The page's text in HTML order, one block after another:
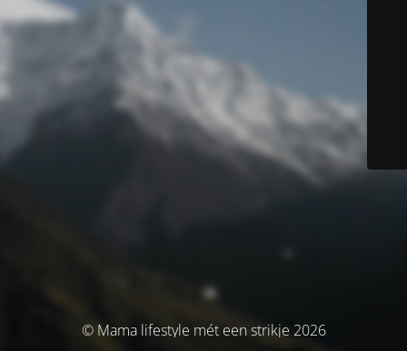
© Mama lifestyle mét een strikje 2026